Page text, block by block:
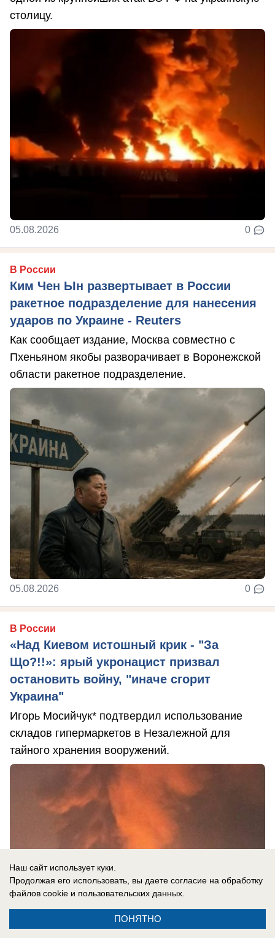
столицу.
05.08.2026 0
В России
Ким Чен Ын развертывает в России
ракетное подразделение для нанесения
ударов по Украине - Reuters
Как сообщает издание, Москва совместно с
Пхеньяном якобы разворачивает в Воронежской
области ракетное подразделение.
05.08.2026 0
В России
«Над Киевом истошный крик - "За
Що?!!»: ярый укронацист призвал
остановить войну, "иначе сгорит
Украина"
Игорь Мосийчук* подтвердил использование
складов гипермаркетов в Незалежной для
тайного хранения вооружений.
Наш сайт использует куки.
Продолжая его использовать, вы даете согласие на обработку
файлов cookie и пользовательских данных.
ПОНЯТНО